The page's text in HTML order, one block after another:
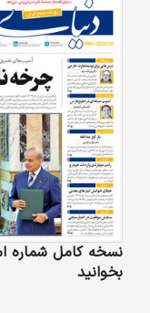
نسخه کامل شماره
بخوانید